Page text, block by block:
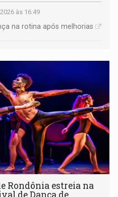
às 16:49
na rotina após melhorias
Rondônia estreia na